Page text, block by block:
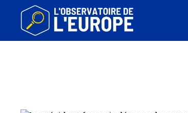
contenu